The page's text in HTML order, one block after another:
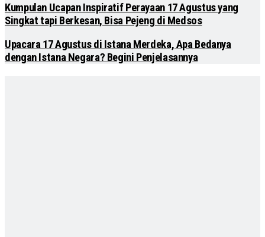
Kumpulan Ucapan Inspiratif Perayaan 17 Agustus yang
Singkat tapi Berkesan, Bisa Pejeng di Medsos
Upacara 17 Agustus di Istana Merdeka, Apa Bedanya
dengan Istana Negara? Begini Penjelasannya